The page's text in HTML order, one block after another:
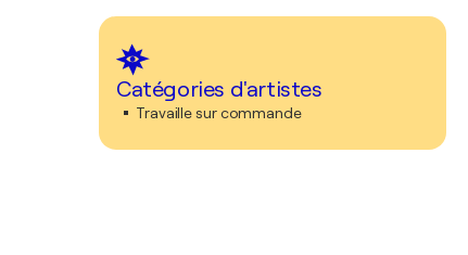
Catégories d'artistes
Travaille sur commande